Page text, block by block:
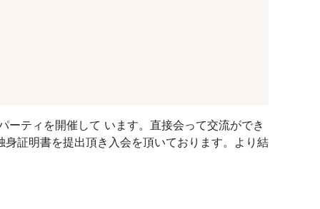
ティを開催して います。直接会って交流ができ
証明書を提出頂き入会を頂いております。より結